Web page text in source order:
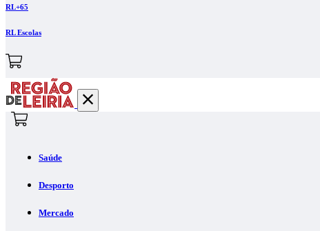
RL+65
RL Escolas
Saúde
Desporto
Mercado